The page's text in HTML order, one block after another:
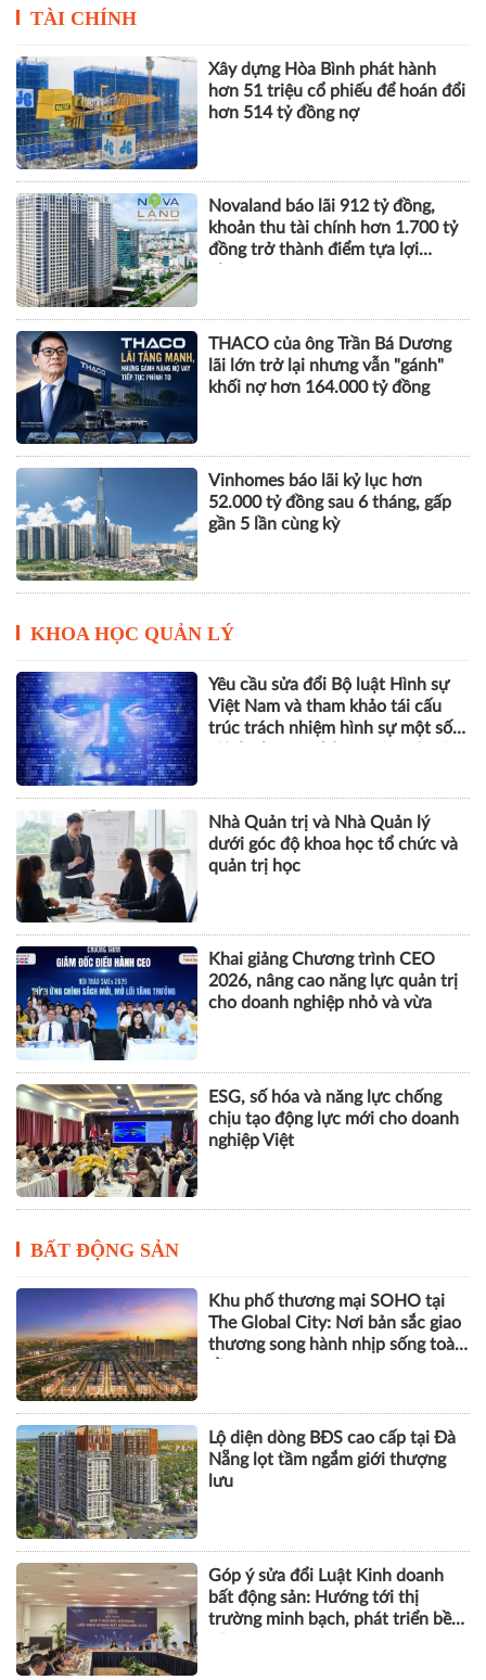
TÀI CHÍNH
Xây dựng Hòa Bình phát hành
hơn 51 triệu cổ phiếu để hoán đổi
hơn 514 tỷ đồng nợ
Novaland báo lãi 912 tỷ đồng,
khoản thu tài chính hơn 1.700 tỷ
đồng trở thành điểm tựa lợi
THACO của ông Trần Bá Dương
lãi lớn trở lại nhưng vẫn "gánh"
khối nợ hơn 164.000 tỷ đồng
Vinhomes báo lãi kỷ lục hơn
52.000 tỷ đồng sau 6 tháng, gấp
gần 5 lần cùng kỳ
KHOA HỌC QUẢN LÝ
Yêu cầu sửa đổi Bộ luật Hình sự
Việt Nam và tham khảo tái cấu
trúc trách nhiệm hình sự một số
Nhà Quản trị và Nhà Quản lý
dưới góc độ khoa học tổ chức và
quản trị học
Khai giảng Chương trình CEO
2026, nâng cao năng lực quản trị
cho doanh nghiệp nhỏ và vừa
ESG, số hóa và năng lực chống
chịu tạo động lực mới cho doanh
nghiệp Việt
BẤT ĐỘNG SẢN
Khu phố thương mại SOHO tại
The Global City: Nơi bản sắc giao
thương song hành nhịp sống toàn
Lộ diện dòng BĐS cao cấp tại Đà
Nẵng lọt tầm ngắm giới thượng
lưu
Góp ý sửa đổi Luật Kinh doanh
bất động sản: Hướng tới thị
trường minh bạch, phát triển bền